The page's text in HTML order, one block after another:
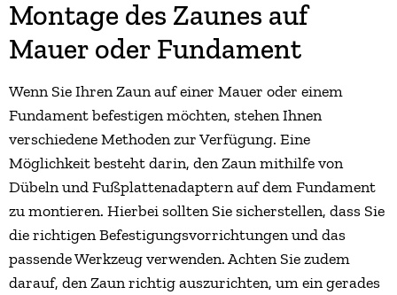
Montage des Zaunes auf
Mauer oder Fundament
Wenn Sie Ihren Zaun auf einer Mauer oder einem
Fundament befestigen möchten, stehen Ihnen
verschiedene Methoden zur Verfügung. Eine
Möglichkeit besteht darin, den Zaun mithilfe von
Dübeln und Fußplattenadaptern auf dem Fundament
zu montieren. Hierbei sollten Sie sicherstellen, dass Sie
die richtigen Befestigungsvorrichtungen und das
passende Werkzeug verwenden. Achten Sie zudem
darauf, den Zaun richtig auszurichten, um ein gerades